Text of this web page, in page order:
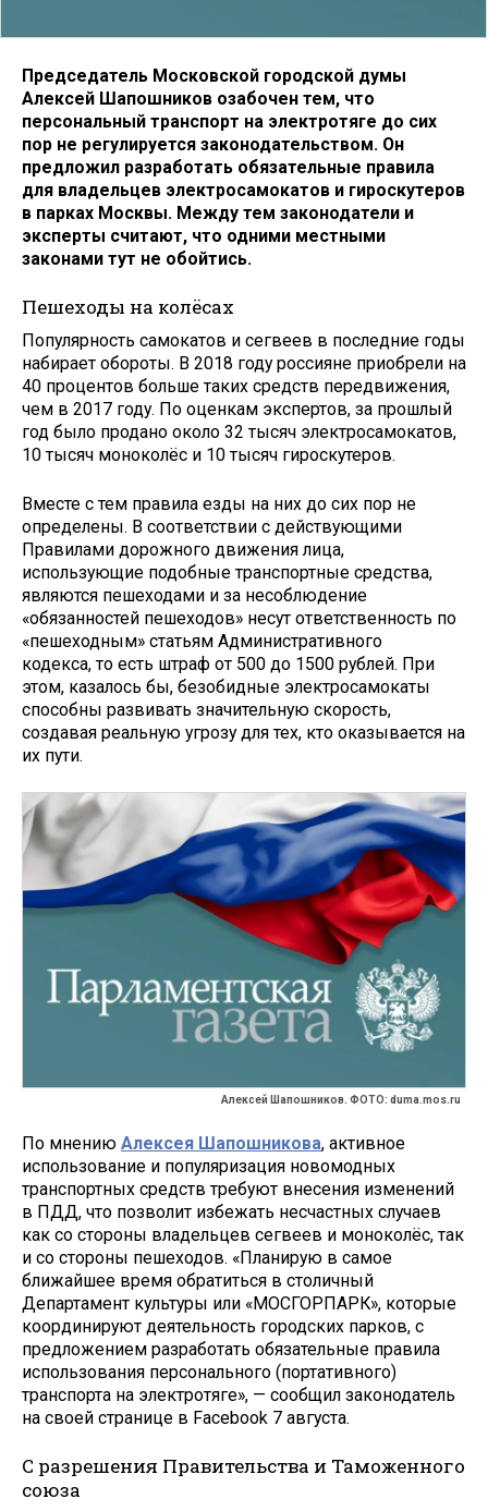
Председатель Московской городской думы
Алексей Шапошников озабочен тем, что
персональный транспорт на электротяге до сих
пор не регулируется законодательством. Он
предложил разработать обязательные правила
для владельцев электросамокатов и гироскутеров
в парках Москвы. Между тем законодатели и
эксперты считают, что одними местными
законами тут не обойтись.
Пешеходы на колёсах
Популярность самокатов и сегвеев в последние годы
набирает обороты. В 2018 году россияне приобрели на
40 процентов больше таких средств передвижения,
чем в 2017 году. По оценкам экспертов, за прошлый
год было продано около 32 тысяч электросамокатов,
10 тысяч моноколёс и 10 тысяч гироскутеров.
Вместе с тем правила езды на них до сих пор не
определены. В соответствии с действующими
Правилами дорожного движения лица,
использующие подобные транспортные средства,
являются пешеходами и за несоблюдение
«обязанностей пешеходов» несут ответственность по
«пешеходным» статьям Административного
кодекса, то есть штраф от 500 до 1500 рублей. При
этом, казалось бы, безобидные электросамокаты
способны развивать значительную скорость,
создавая реальную угрозу для тех, кто оказывается на
их пути.
Алексей Шапошников. ФОТО: duma.mos.ru
По мнению Алексея Шапошникова, активное
использование и популяризация новомодных
транспортных средств требуют внесения изменений
в ПДД, что позволит избежать несчастных случаев
как со стороны владельцев сегвеев и моноколёс, так
и со стороны пешеходов. «Планирую в самое
ближайшее время обратиться в столичный
Департамент культуры или «МОСГОРПАРК», которые
координируют деятельность городских парков, с
предложением разработать обязательные правила
использования персонального (портативного)
транспорта на электротяге», — сообщил законодатель
на своей странице в Facebook 7 августа.
С разрешения Правительства и Таможенного
союза